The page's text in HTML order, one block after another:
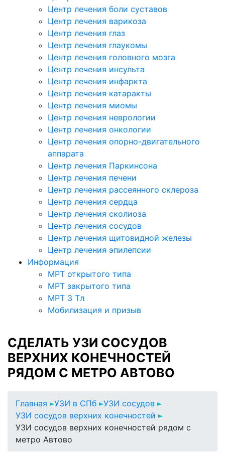
Центр лечения боли суставов
Центр лечения варикоза
Центр лечения глаз
Центр лечения глаукомы
Центр лечения головного мозга
Центр лечения инсульта
Центр лечения инфаркта
Центр лечения катаракты
Центр лечения миомы
Центр лечения неврологии
Центр лечения онкологии
Центр лечения опорно-двигательного
аппарата
Центр лечения Паркинсона
Центр лечения печени
Центр лечения рассеянного склероза
Центр лечения сердца
Центр лечения сколиоза
Центр лечения сосудов
Центр лечения щитовидной железы
Центр лечения эпилепсии
Информация
МРТ открытого типа
МРТ закрытого типа
МРТ 3 Тл
Мобилизация и призыв
СДЕЛАТЬ УЗИ СОСУДОВ
ВЕРХНИХ КОНЕЧНОСТЕЙ
РЯДОМ С МЕТРО АВТОВО
Главная УЗИ в СПб
УЗИ сосудов
УЗИ сосудов верхних конечностей
УЗИ сосудов верхних конечностей рядом с
метро Автово